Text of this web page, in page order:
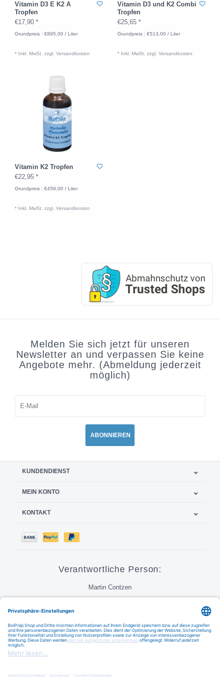
Vitamin D3 E K2 A
Tropfen
€17,90 *
Grundpreis : €895,00 / Liter
* Inkl. MwSt. zzgl. Versandkosten
Vitamin D3 und K2 Combi
Tropfen
€25,65 *
Grundpreis : €513,00 / Liter
* Inkl. MwSt. zzgl. Versandkosten
Vitamin K2 Tropfen
€22,95 *
Grundpreis : €459,00 / Liter
* Inkl. MwSt. zzgl. Versandkosten
Melden Sie sich jetzt für unseren
Newsletter an und verpassen Sie keine
Angebote mehr. (Abmeldung jederzeit
möglich)
ABONNIEREN
KUNDENDIENST
MEIN KONTO
KONTAKT
Verantwortliche Person:
Martin Contzen
Call E-Mail FAQ
Natürlich für Ihre Gesundheit und Schönheit © 2026